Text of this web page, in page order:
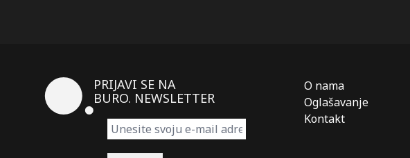
PRIJAVI SE NA
BURO. NEWSLETTER
O nama
Oglašavanje
Kontakt